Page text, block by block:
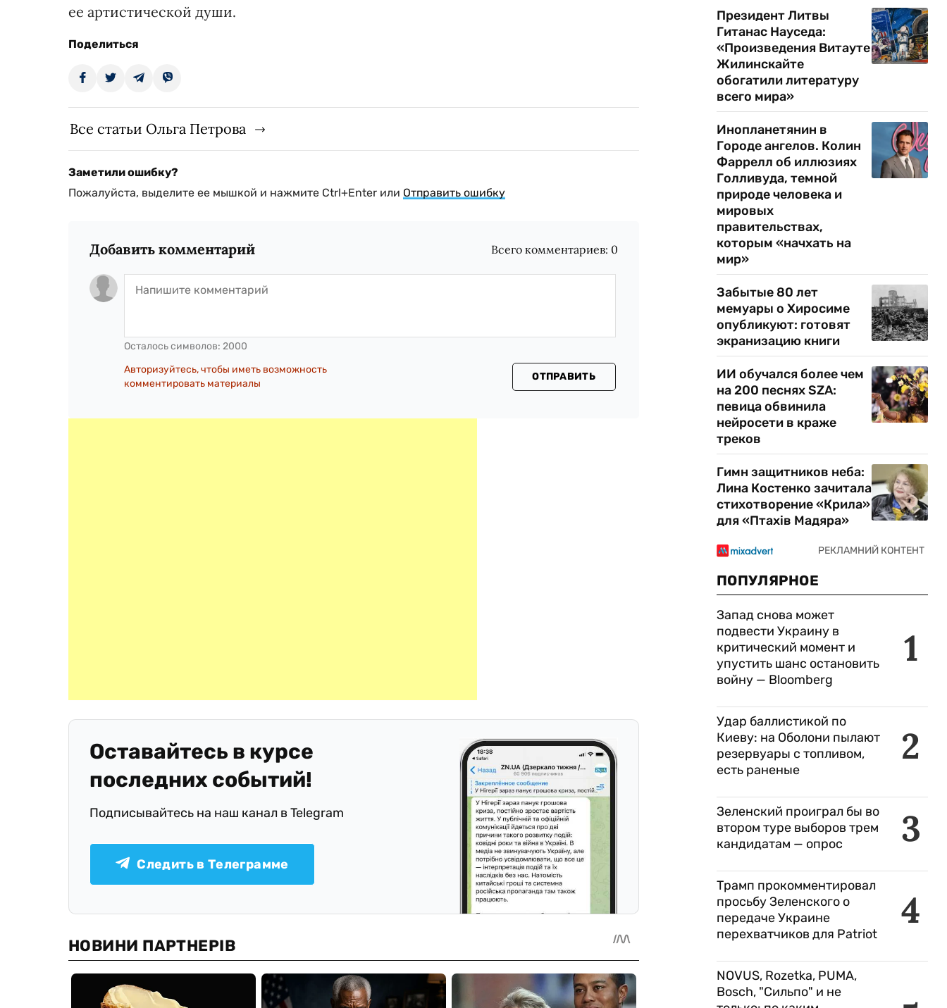
ее артистической души.
Поделиться
Все статьи Ольга Петрова
Заметили ошибку?
Пожалуйста, выделите ее мышкой и нажмите Ctrl+Enter или Отправить ошибку
Добавить комментарий Всего комментариев: 0
Осталось символов: 2000
Авторизуйтесь, чтобы иметь возможность
комментировать материалы
ОТПРАВИТЬ
Оставайтесь в курсе
последних событий!
Подписывайтесь на наш канал в Telegram
Следить в Телеграмме
Президент Литвы
Гитанас Науседа:
«Произведения Витауте
Жилинскайте
обогатили литературу
всего мира»
Инопланетянин в
Городе ангелов. Колин
Фаррелл об иллюзиях
Голливуда, темной
природе человека и
мировых
правительствах,
которым «начхать на
мир»
Забытые 80 лет
мемуары о Хиросиме
опубликуют: готовят
экранизацию книги
ИИ обучался более чем
на 200 песнях SZA:
певица обвинила
нейросети в краже
треков
Гимн защитников неба:
Лина Костенко зачитала
стихотворение «Крила»
для «Птахів Мадяра»
ПОПУЛЯРНОЕ
1
Запад снова может
подвести Украину в
критический момент и
упустить шанс остановить
войну — Bloomberg
2
Удар баллистикой по
Киеву: на Оболони пылают
резервуары с топливом,
есть раненые
3
Зеленский проиграл бы во
втором туре выборов трем
кандидатам — опрос
4
Трамп прокомментировал
просьбу Зеленского о
передаче Украине
перехватчиков для Patriot
NOVUS, Rozetka, PUMA,
Bosch, "Сильпо" и не